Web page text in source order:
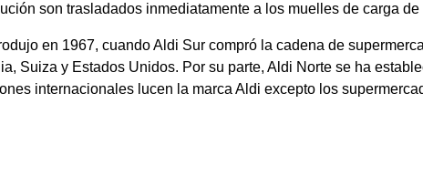
son trasladados inmediatamente a los muelles de carga
en 1967, cuando Aldi Sur compró la cadena de
Suiza y Estados Unidos. Por su parte, Aldi Norte se ha
internacionales lucen la marca Aldi excepto los